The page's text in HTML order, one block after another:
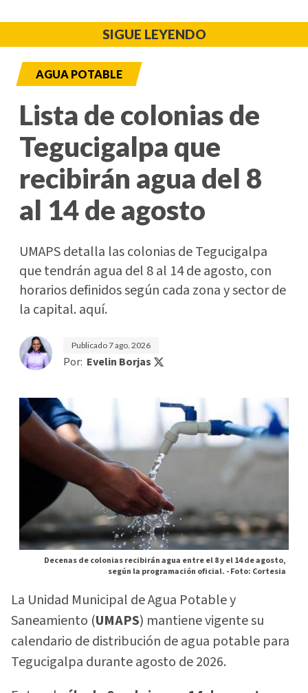
SIGUE LEYENDO
AGUA POTABLE
Lista de colonias de
Tegucigalpa que
recibirán agua del 8
al 14 de agosto
UMAPS detalla las colonias de Tegucigalpa
que tendrán agua del 8 al 14 de agosto, con
horarios definidos según cada zona y sector de
la capital. aquí.
Publicado7 ago. 2026
Por: Evelin Borjas
Decenas de colonias recibirán agua entre el 8 y el 14 de agosto,
según la programación oficial. -Foto: Cortesia
La Unidad Municipal de Agua Potable y
Saneamiento (UMAPS) mantiene vigente su
calendario de distribución de agua potable para
Tegucigalpa durante agosto de 2026.